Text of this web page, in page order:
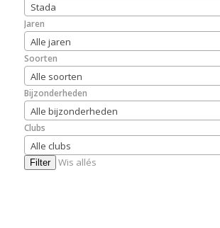
Stada
Jaren
Alle jaren
Soorten
Alle soorten
Bijzonderheden
Alle bijzonderheden
Clubs
Alle clubs
Filter Wis allés